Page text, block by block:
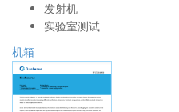
发射机
实验室测试
机箱